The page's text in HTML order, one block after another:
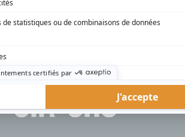
Celui qu’on surnomme parfois «l’encyclopédie de
québécoise. On peut l’entendre régulièrement